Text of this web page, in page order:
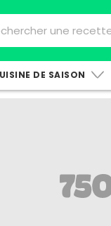
DE SAISON